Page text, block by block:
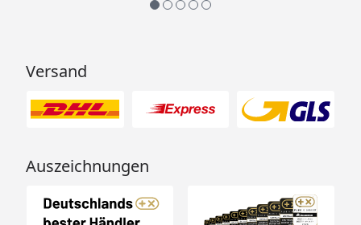
Versand
Auszeichnungen